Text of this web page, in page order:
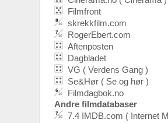
Filmfront
skrekkfilm.com
RogerEbert.com
Aftenposten
Dagbladet
VG ( Verdens Gang )
Se&Hør ( Se og hør )
Filmdagbok.no
Andre filmdatabaser
7.4 IMDB.com ( Internet